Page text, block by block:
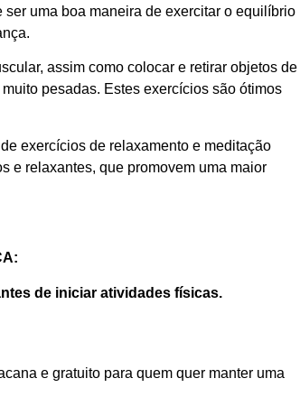
uma boa maneira de exercitar o equilíbrio
assim como colocar e retirar objetos de
pesadas. Estes exercícios são ótimos
exercícios de relaxamento e meditação
e relaxantes, que promovem uma maior
de iniciar atividades físicas.
e gratuito para quem quer manter uma